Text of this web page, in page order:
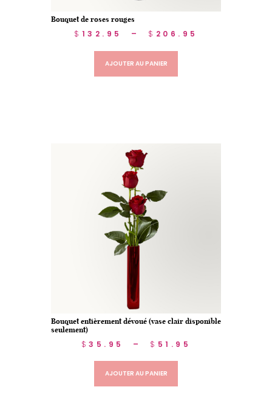
Bouquet de roses rouges
$ 132.95 – $ 206.95
AJOUTER AU PANIER
Bouquet entièrement dévoué (vase clair disponible
seulement)
$35.95 – $ 51.95
AJOUTER AU PANIER